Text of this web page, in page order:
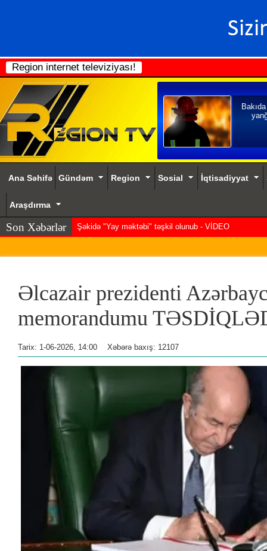
Region internet televiziyası!
Ana Səhifə Gündəm Region Sosial İqtisadiyyat
Araşdırma
Son Xəbərlər Şəkidə "Yay məktəbi" təşkil olunub - VİDEO
Əlcazair prezidenti
memorandumu
Tarix: 1-06-2026, 14:00 Xəbərə baxış: 12107